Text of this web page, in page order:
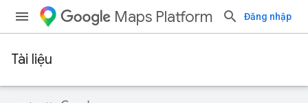
Maps Platform Đăng nhập
Tài liệu